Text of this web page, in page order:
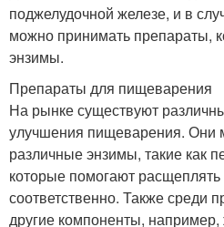
поджелудочной железе, и в
можно принимать препараты,
энзимы.
Препараты для пищеварения
На рынке существуют
улучшения пищеварения. Они
различные энзимы, такие как
которые помогают
соответственно. Также среди
другие компоненты, например,